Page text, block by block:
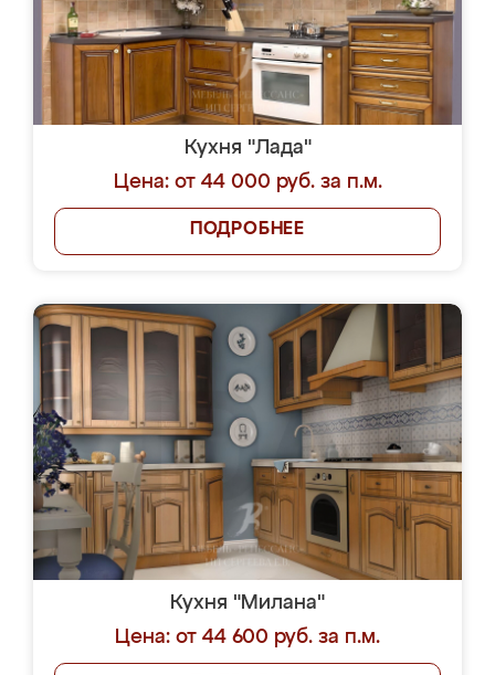
Кухня "Лада"
Цена: от 44 000 руб. за п.м.
ПОДРОБНЕЕ
Кухня "Милана"
Цена: от 44 600 руб. за п.м.